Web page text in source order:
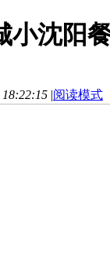
小沈阳
|阅读模式